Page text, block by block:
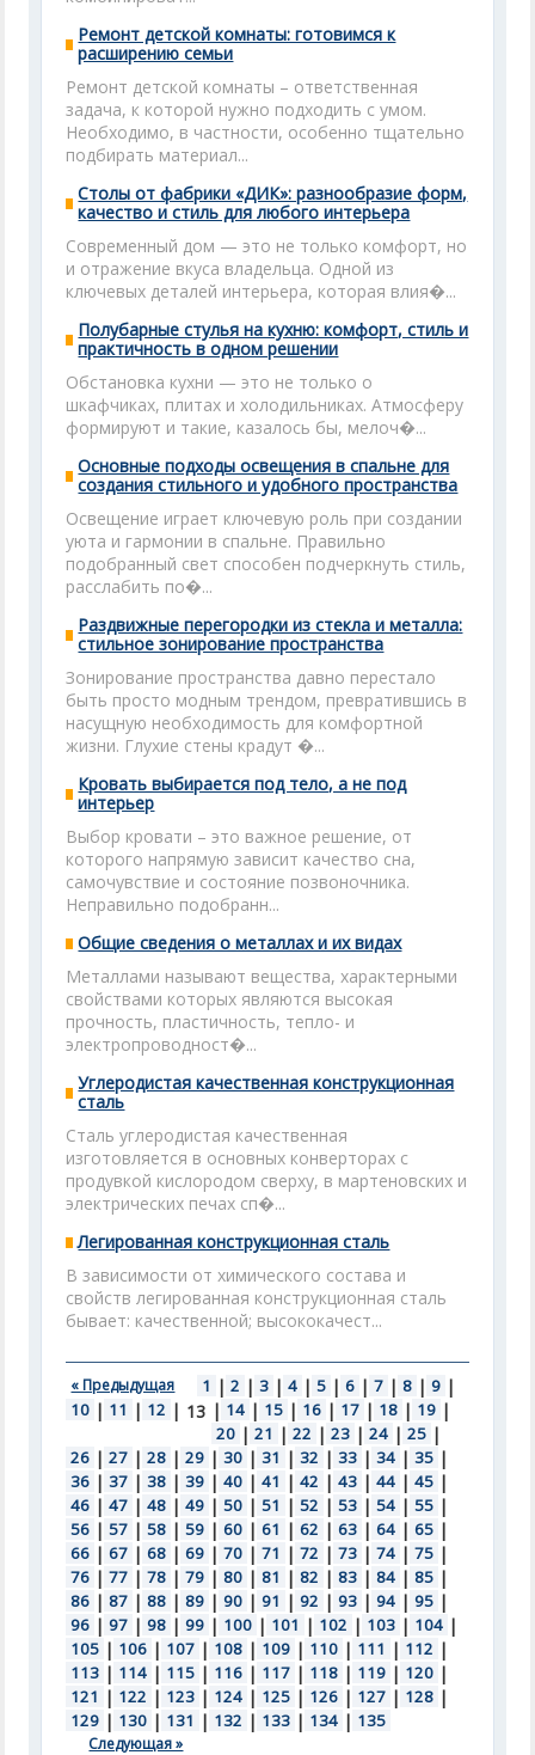
Ремонт детской комнаты: готовимся к
расширению семьи
Ремонт детской комнаты – ответственная
задача, к которой нужно подходить с умом.
Необходимо, в частности, особенно тщательно
подбирать материал...
Столы от фабрики «ДИК»: разнообразие форм,
качество и стиль для любого интерьера
Современный дом — это не только комфорт, но
и отражение вкуса владельца. Одной из
ключевых деталей интерьера, которая влия�...
Полубарные стулья на кухню: комфорт, стиль и
практичность в одном решении
Обстановка кухни — это не только о
шкафчиках, плитах и холодильниках. Атмосферу
формируют и такие, казалось бы, мелоч�...
Основные подходы освещения в спальне для
создания стильного и удобного пространства
Освещение играет ключевую роль при создании
уюта и гармонии в спальне. Правильно
подобранный свет способен подчеркнуть стиль,
расслабить по�...
Раздвижные перегородки из стекла и металла:
стильное зонирование пространства
Зонирование пространства давно перестало
быть просто модным трендом, превратившись в
насущную необходимость для комфортной
жизни. Глухие стены крадут �...
Кровать выбирается под тело, а не под
интерьер
Выбор кровати – это важное решение, от
которого напрямую зависит качество сна,
самочувствие и состояние позвоночника.
Неправильно подобранн...
Общие сведения о металлах и их видах
Металлами называют вещества, характерными
свойствами которых являются высокая
прочность, пластичность, тепло- и
электропроводност�...
Углеродистая качественная конструкционная
сталь
Сталь углеродистая качественная
изготовляется в основных конверторах с
продувкой кислородом сверху, в мартеновских и
электрических печах сп�...
Легированная конструкционная сталь
В зависимости от химического состава и
свойств легированная конструкционная сталь
бывает: качественной; высококачест...
« Предыдущая 1 | 2 | 3 | 4 | 5 | 6 | 7 | 8 | 9 |
10 | 11 | 12 | 13 | 14 | 15 | 16 | 17 | 18 | 19 |
20 | 21 | 22 | 23 | 24 | 25 |
26 | 27 | 28 | 29 | 30 | 31 | 32 | 33 | 34 | 35 |
36 | 37 | 38 | 39 | 40 | 41 | 42 | 43 | 44 | 45 |
46 | 47 | 48 | 49 | 50 | 51 | 52 | 53 | 54 | 55 |
56 | 57 | 58 | 59 | 60 | 61 | 62 | 63 | 64 | 65 |
66 | 67 | 68 | 69 | 70 | 71 | 72 | 73 | 74 | 75 |
76 | 77 | 78 | 79 | 80 | 81 | 82 | 83 | 84 | 85 |
86 | 87 | 88 | 89 | 90 | 91 | 92 | 93 | 94 | 95 |
96 | 97 | 98 | 99 | 100 | 101 | 102 | 103 | 104 |
105 | 106 | 107 | 108 | 109 | 110 | 111 | 112 |
113 | 114 | 115 | 116 | 117 | 118 | 119 | 120 |
121 | 122 | 123 | 124 | 125 | 126 | 127 | 128 |
129 | 130 | 131 | 132 | 133 | 134 | 135
Следующая »